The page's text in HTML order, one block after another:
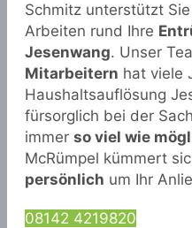
Schmitz unterstützt
Arbeiten rund Ihre
Jesenwang. Unser
Mitarbeitern hat viele
Haushaltsauflösung
fürsorglich bei der
immer so viel wie
McRümpel kümmert
persönlich um Ihr
08142 4219820